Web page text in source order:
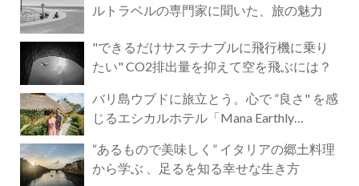
ルトラベルの専門家に聞いた、旅の魅力
"できるだけサステナブルに飛行機に乗り
たい" CO2排出量を抑えて空を飛ぶには？
バリ島ウブドに旅立とう。心で ”良さ" を感
じるエシカルホテル「Mana Earthly
“あるもので美味しく” イタリアの郷土料理
から学ぶ 、足るを知る幸せな生き方